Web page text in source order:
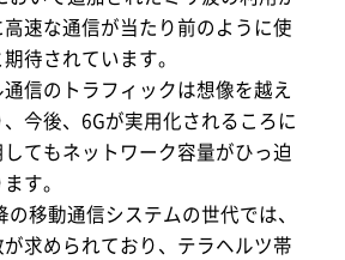
速な通信が当たり前のように使
待されています。
信のトラフィックは想像を越え
今後、6Gが実用化されるころに
てもネットワーク容量がひっ迫
す。
移動通信システムの世代では、
求められており、テラヘルツ帯